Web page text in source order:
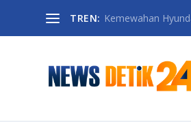
TREN: Kemewahan